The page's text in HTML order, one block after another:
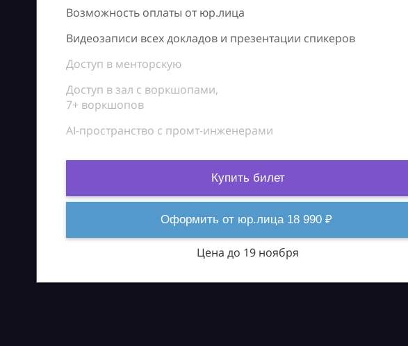
Возможность оплаты от юр.лица
Видеозаписи всех докладов и презентации спикеров
Доступ в менторскую
Доступ в зал с воркшопами,
7+ воркшопов
AI-пространство с промт-инженерами
Купить билет
Оформить от юр.лица 18 990 ₽
Цена до 19 ноября